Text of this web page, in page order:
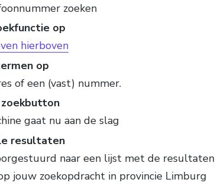
zoeken
op
hierboven
op
of een (vast) nummer.
gaat nu aan de slag
resultaten
naar een lijst met de resultaten
jouw zoekopdracht in provincie Limburg